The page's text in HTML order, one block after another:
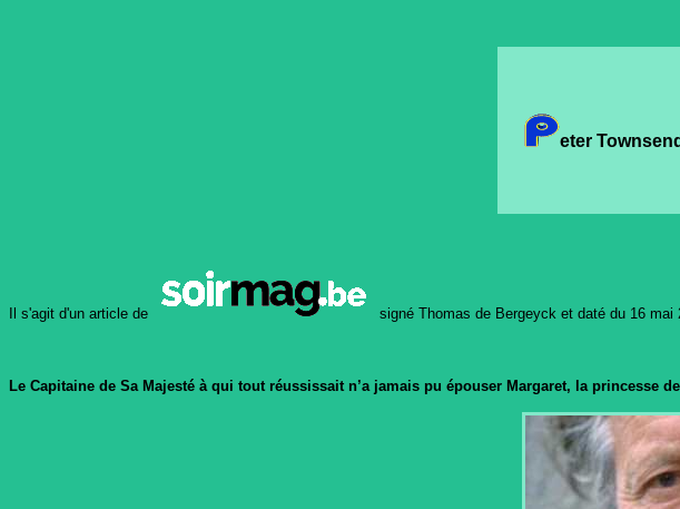
eter
Il s'agit d'un article de signé Thomas de Bergeyck et daté du 16 mai
Le Capitaine de Sa Majesté à qui tout réussissait n’a jamais pu épouser Margaret, la